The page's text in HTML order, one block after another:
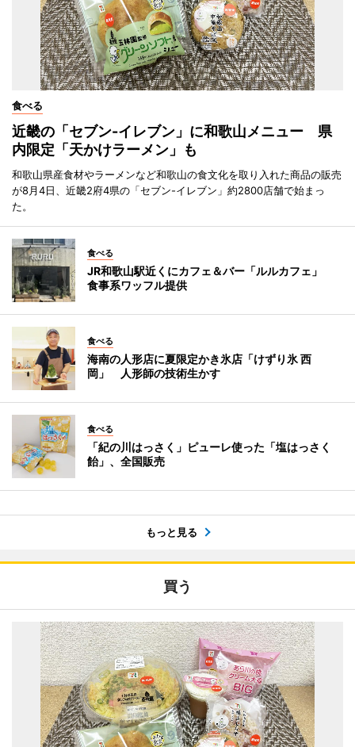
食べる
近畿の「セブン-イレブン」に和歌山メニュー 県
内限定「天かけラーメン」も
和歌山県産食材やラーメンなど和歌山の食文化を取り入れた商品の販売
が8月4日、近畿2府4県の「セブン-イレブン」約2800店舗で始まっ
た。
食べる
JR和歌山駅近くにカフェ＆バー「ルルカフェ」
食事系ワッフル提供
食べる
海南の人形店に夏限定かき氷店「けずり氷 西
岡」 人形師の技術生かす
食べる
「紀の川はっさく」ピューレ使った「塩はっさく
飴」、全国販売
もっと見る
買う